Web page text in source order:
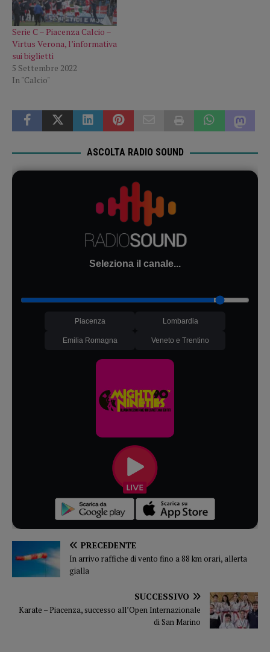
Serie C – Piacenza Calcio –
Virtus Verona, l’informativa
sui biglietti
5 Settembre 2022
In "Calcio"
ASCOLTA RADIO SOUND
Seleziona il canale...
Piacenza Lombardia
Emilia Romagna Veneto e Trentino
PRECEDENTE
In arrivo raffiche di vento fino a 88 km orari, allerta
gialla
SUCCESSIVO
Karate – Piacenza, successo all’Open Internazionale
di San Marino